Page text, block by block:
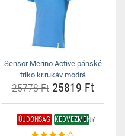
Sensor Merino Active pánské
triko kr.rukáv modrá
25778 Ft25819 Ft
ÚJDONSÁG KEDVEZMÉNY